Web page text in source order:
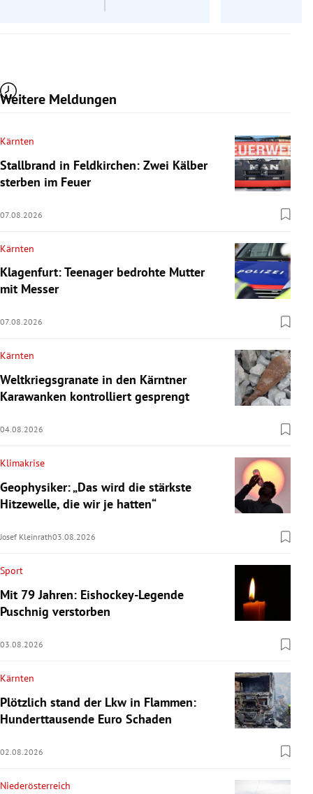
Weitere Meldungen
Kärnten
Stallbrand in Feldkirchen: Zwei Kälber
sterben im Feuer
07.08.2026
Kärnten
Klagenfurt: Teenager bedrohte Mutter
mit Messer
07.08.2026
Kärnten
Weltkriegsgranate in den Kärntner
Karawanken kontrolliert gesprengt
04.08.2026
Klimakrise
Geophysiker: „Das wird die stärkste
Hitzewelle, die wir je hatten“
Josef Kleinrath03.08.2026
Sport
Mit 79 Jahren: Eishockey-Legende
Puschnig verstorben
03.08.2026
Kärnten
Plötzlich stand der Lkw in Flammen:
Hunderttausende Euro Schaden
02.08.2026
Niederösterreich